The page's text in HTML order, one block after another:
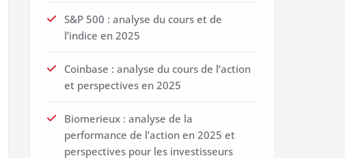
S&P 500 : analyse du cours et de
l’indice en 2025
Coinbase : analyse du cours de l’action
et perspectives en 2025
Biomerieux : analyse de la
performance de l’action en 2025 et
perspectives pour les investisseurs